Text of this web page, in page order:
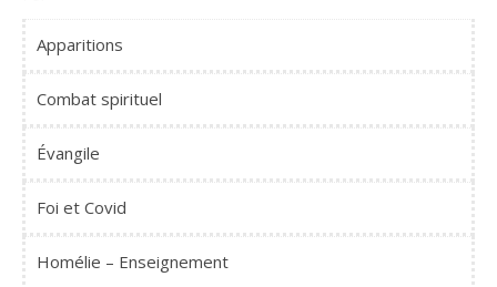
Apparitions
Combat spirituel
Évangile
Foi et Covid
Homélie – Enseignement